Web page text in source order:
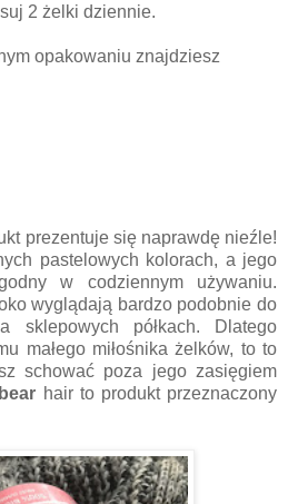
2 żelki dziennie.
opakowaniu znajdziesz
prezentuje się naprawdę nieźle!
pastelowych kolorach, a jego
w codziennym używaniu.
wyglądają bardzo podobnie do
sklepowych półkach. Dlatego
małego miłośnika żelków, to to
schować poza jego zasięgiem
hair to produkt przeznaczony